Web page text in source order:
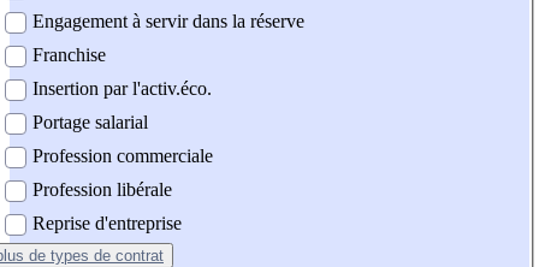
Engagement à servir dans la réserve
Franchise
Insertion par l'activ.éco.
Portage salarial
Profession commerciale
Profession libérale
Reprise d'entreprise
de types de contrat